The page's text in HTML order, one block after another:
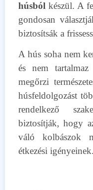
húsból készül. A
gondosan
biztosítsák a
A hús soha nem
és nem
megőrzi
húsfeldolgozást
rendelkező
biztosítják, hogy
váló kolbászok
étkezési igényeinek.